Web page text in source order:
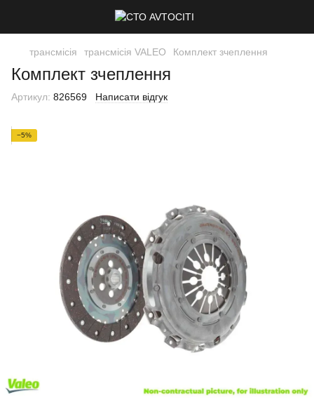
трансмісія трансмісія VALEO Комплект зчеплення
Комплект зчеплення
Артикул: 826569 Написати відгук
−5%